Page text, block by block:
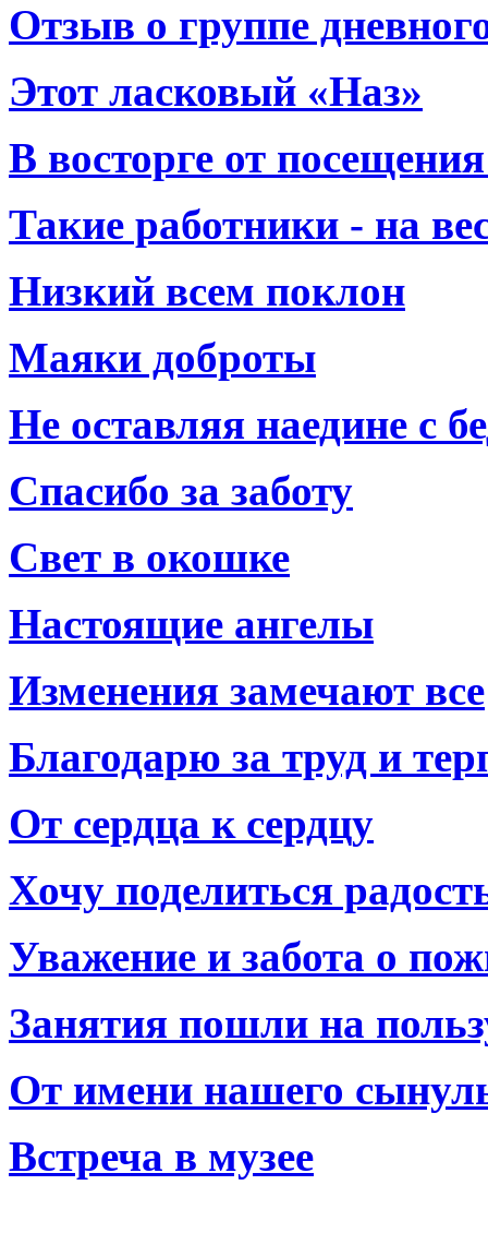
Отзыв о группе
Этот ласковый «Наз»
В восторге от
Такие работники - на
Низкий всем поклон
Маяки доброты
Не оставляя наедине с
Спасибо за заботу
Свет в окошке
Настоящие ангелы
Изменения замечают все
Благодарю за труд и
От сердца к сердцу
Хочу поделиться
Уважение и забота о
Занятия пошли на
От имени нашего
Встреча в музее